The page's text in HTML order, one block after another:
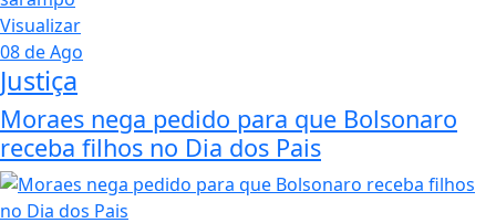
Visualizar
08 de Ago
Justiça
Moraes nega pedido para que Bolsonaro
receba filhos no Dia dos Pais